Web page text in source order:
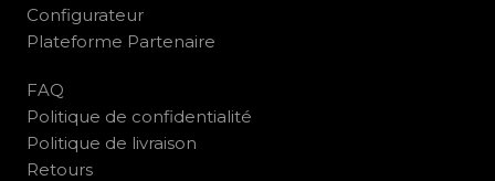
Configurateur
Plateforme Partenaire
FAQ
Politique de confidentialité
Politique de livraison
Retours